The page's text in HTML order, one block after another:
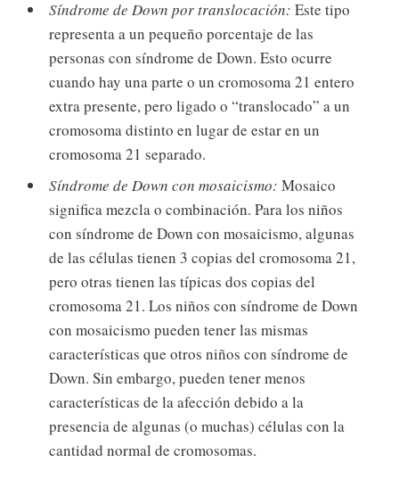
Síndrome de Down por translocación: Este tipo
representa a un pequeño porcentaje de las
personas con síndrome de Down. Esto ocurre
cuando hay una parte o un cromosoma 21 entero
extra presente, pero ligado o “translocado” a un
cromosoma distinto en lugar de estar en un
cromosoma 21 separado.
Síndrome de Down con mosaicismo: Mosaico
significa mezcla o combinación. Para los niños
con síndrome de Down con mosaicismo, algunas
de las células tienen 3 copias del cromosoma 21,
pero otras tienen las típicas dos copias del
cromosoma 21. Los niños con síndrome de Down
con mosaicismo pueden tener las mismas
características que otros niños con síndrome de
Down. Sin embargo, pueden tener menos
características de la afección debido a la
presencia de algunas (o muchas) células con la
cantidad normal de cromosomas.